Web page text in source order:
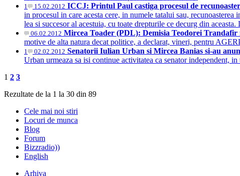
1 15.02.2012 ICCJ: Printul Paul castiga procesul de
in procesul in care acesta cere, in numele tatalui sau,
lea si succesor al acestuia, cu toate drepturile ce decurg din
06.02.2012 Mircea Toader (PDL): Demisia Teodorei Trandafir
motive de alta natura decat politice, a declarat, vineri, pentru
1 02.02.2012 Senatorii Iulian Urban si Mircea Banias si-au
Urban urmeaza sa isi continue activitatea ca senator independent,
1 2 3
Rezultate de la 1 la 30 din 89
Cele mai noi stiri
Locuri de munca
Blog
Forum
Bizzradio))
English
Arhiva